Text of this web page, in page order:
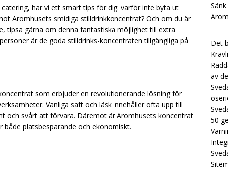
Låt koncentraten från Aromhuset ersätta dyra flaskor i
UNCATEGORIZED
har vi ett smart tips för dig: varför inte byta ut
Aromhusets smidiga stilldrinkkoncentrat? Och om du är
tipsa gärna om denna fantastiska möjlighet till extra
är de goda stilldrinks-koncentraten tillgängliga på
som erbjuder en revolutionerande lösning för
Vanliga saft och läsk innehåller ofta upp till
och svårt att förvara. Däremot är Aromhusets koncentrat
platsbesparande och ekonomiskt.
Det
av
50